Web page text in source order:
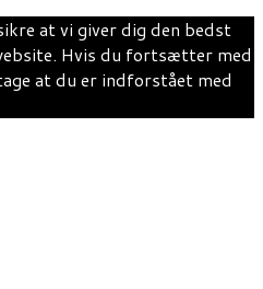
at vi giver dig den bedst
Hvis du fortsætter med
at du er indforstået med